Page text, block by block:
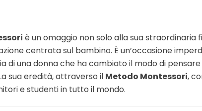
è un omaggio non solo alla sua straordinaria
centrata sul bambino. È un’occasione
di una donna che ha cambiato il modo di pensare
sua eredità, attraverso il Metodo Montessori,
e studenti in tutto il mondo.